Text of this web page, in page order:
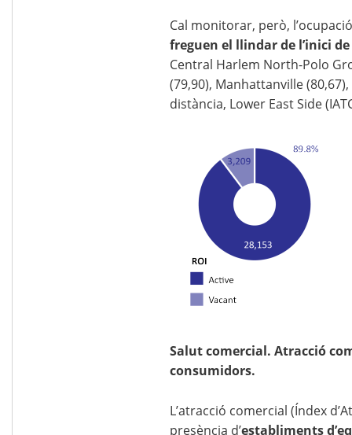
Cal monitorar, però,
freguen el llindar de l’inici
Central Harlem North-Polo
(79,90), Manhattanville
distància, Lower East Side
Salut comercial. Atracció
consumidors.
L’atracció comercial (Índex
presència d’establiments